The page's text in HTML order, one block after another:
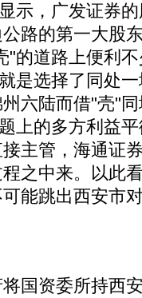
示，广发证券
路的第一大股
"的道路上便利
是选择了同处
六陆而借"壳"
上的多方利益
主管，海通证
之中来。以此
能跳出西安市
资委所持西